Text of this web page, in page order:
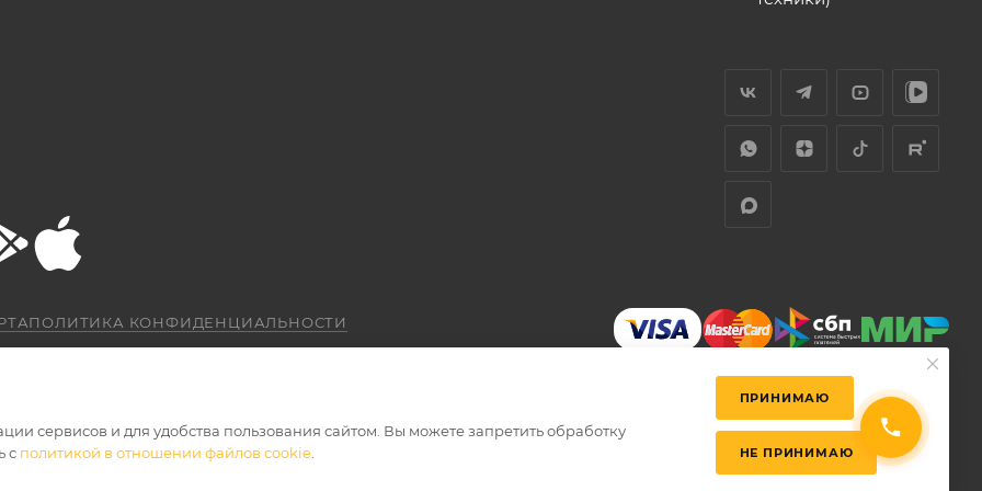
ПОЛИТИКА КОНФИДЕНЦИАЛЬНОСТИ
сервисов и для удобства пользования сайтом. Вы можете запретить обработку
с политикой в отношении файлов cookie
ПРИНИМАЮ
НЕ ПРИНИМАЮ